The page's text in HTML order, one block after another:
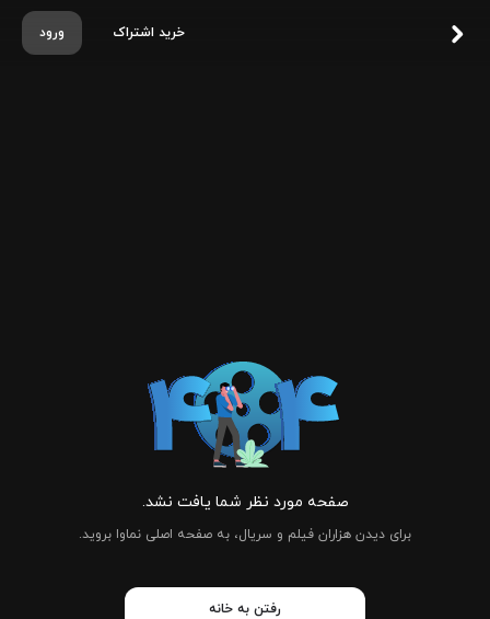
ورود خرید اشتراک
صفحه مورد نظر شما یافت نشد.
برای دیدن هزاران فیلم و سریال، به صفحه اصلی نماوا بروید.
رفتن به خانه